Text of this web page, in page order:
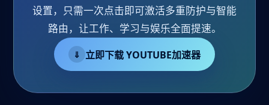
设置，只需一次点击即可激活多重防护与智能
路由，让工作、学习与娱乐全面提速。
⇓ 立即下载 YOUTUBE加速器